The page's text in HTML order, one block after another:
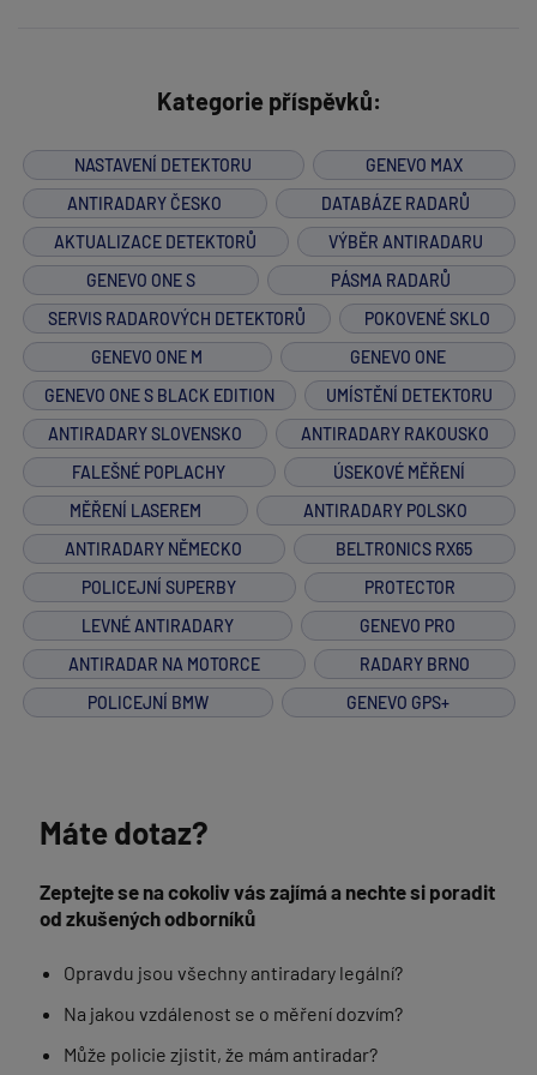
Kategorie příspěvků:
NASTAVENÍ DETEKTORU
GENEVO MAX
ANTIRADARY ČESKO
DATABÁZE RADARŮ
AKTUALIZACE DETEKTORŮ
VÝBĚR ANTIRADARU
GENEVO ONE S
PÁSMA RADARŮ
SERVIS RADAROVÝCH DETEKTORŮ
POKOVENÉ SKLO
GENEVO ONE M
GENEVO ONE
GENEVO ONE S BLACK EDITION
UMÍSTĚNÍ DETEKTORU
ANTIRADARY SLOVENSKO
ANTIRADARY RAKOUSKO
FALEŠNÉ POPLACHY
ÚSEKOVÉ MĚŘENÍ
MĚŘENÍ LASEREM
ANTIRADARY POLSKO
ANTIRADARY NĚMECKO
BELTRONICS RX65
POLICEJNÍ SUPERBY
PROTECTOR
LEVNÉ ANTIRADARY
GENEVO PRO
ANTIRADAR NA MOTORCE
RADARY BRNO
POLICEJNÍ BMW
GENEVO GPS+
Máte dotaz?
Zeptejte se na cokoliv vás zajímá a nechte si poradit
od zkušených odborníků
Opravdu jsou všechny antiradary legální?
Na jakou vzdálenost se o měření dozvím?
Může policie zjistit, že mám antiradar?